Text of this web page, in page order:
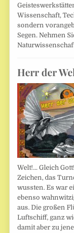
Wissenschaft,
sondern
Segen. Nehmen
Herr der
Welt!... Gleich
Zeichen, das
wussten. Es war
ebenso
aus. Die großen
Luftschiff, ganz
damit aber zu